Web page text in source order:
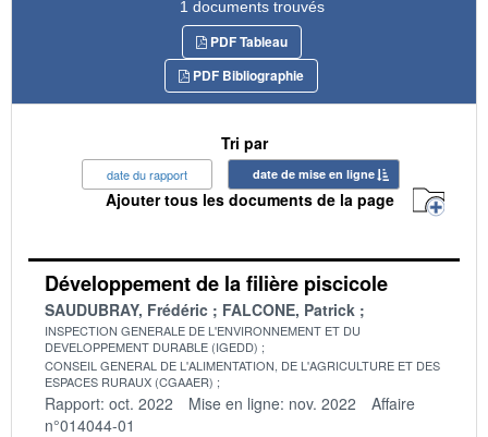
1 documents trouvés
PDF Tableau
PDF Bibliographie
Tri par
date du rapport date de mise en ligne
Ajouter tous les documents de la page
Développement de la filière piscicole
SAUDUBRAY, Frédéric FALCONE, Patrick
INSPECTION GENERALE DE L'ENVIRONNEMENT ET DU
DEVELOPPEMENT DURABLE (IGEDD)
CONSEIL GENERAL DE L'ALIMENTATION, DE L'AGRICULTURE ET DES
ESPACES RURAUX (CGAAER)
Rapport: oct. 2022 Mise en ligne: nov. 2022
Affaire
n°014044-01